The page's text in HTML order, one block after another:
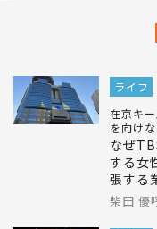
ライフ
在京キ
を向け
なぜ
する女
張する
柴田 優